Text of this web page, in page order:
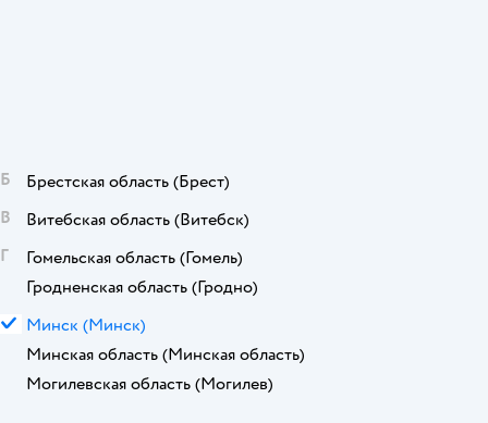
Б Брестская область (Брест)
В
Витебская область (Витебск)
Г
Гомельская область (Гомель)
Гродненская область (Гродно)
М Минск (Минск)
Минская область (Минская область)
Могилевская область (Могилев)